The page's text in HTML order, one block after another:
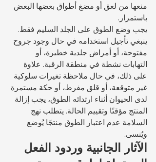
منعها من لعق أو مضغ أطواق بعضها البعض
باستمرار.
يجب وضع الطوق على الجلد السليم فقط.
ينبغي تأجيل استخدامه في حال وجود جروح
مفتوحة، أو أمراض جلدية خطيرة، أو
التهابات نشطة في منطقة الرقبة. علاوة
على ذلك، في حال ملاحظة تغيرات سلوكية
غير متوقعة، أو قلق مفرط، أو حكة مستمرة
لدى الحيوان أثناء ارتدائه الطوق، يجب إزالة
المنتج مؤقتًا وتقييم الحالة. يتطلب نهج
السلامة عدم اعتبار الطوق منتجًا يُوضع
ويُنسى.
الآثار الجانبية وردود الفعل